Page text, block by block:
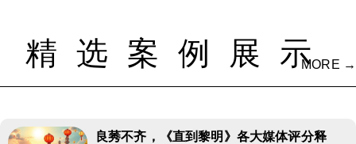
精选案例展示MORE →
良莠不齐，《直到黎明》各大媒体评分释